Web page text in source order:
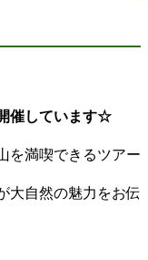
催しています☆
を満喫できるツアー
大自然の魅力をお伝